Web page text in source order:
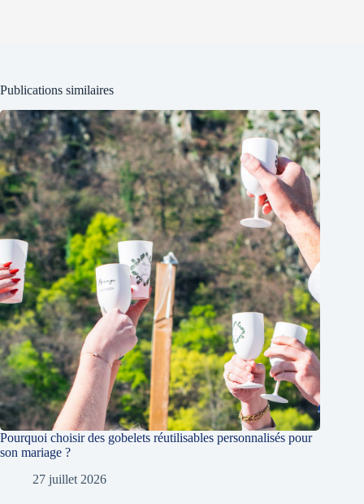
Publications similaires
Pourquoi choisir des gobelets réutilisables personnalisés pour
son mariage ?
27 juillet 2026